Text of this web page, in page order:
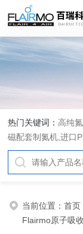
热门关键词： 高纯
磁配套制氮机,进口
当前位置：首页
Flairmo原子吸